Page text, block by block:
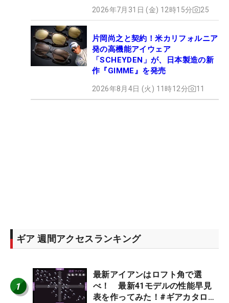
2026年7月31日 (金) 12時15分 25
片岡尚之と契約！米カリフォルニア
発の高機能アイウェア
「SCHEYDEN」が、日本製造の新
作『GIMME』を発売
2026年8月4日 (火) 11時12分 11
ギア 週間アクセスランキング
1
最新アイアンはロフト角で選
べ！ 最新41モデルの性能早見
表を作ってみた！#ギアカタログ